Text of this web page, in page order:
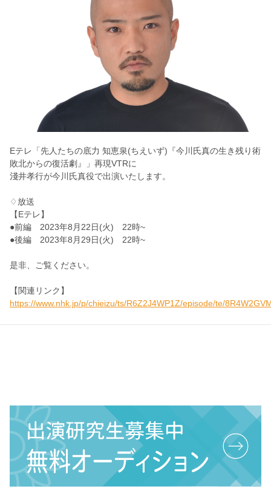
Eテレ「先人たちの底力 知恵泉(ちえいず)『今川氏真の生き残り術
敗北からの復活劇』」再現VTRに
淺井孝行が今川氏真役で出演いたします。
♢放送
【Eテレ】
●前編 2023年8月22日(火) 22時~
●後編 2023年8月29日(火) 22時~
是非、ご覧ください。
【関連リンク】
https://www.nhk.jp/p/chieizu/ts/R6Z2J4WP1Z/episode/te/